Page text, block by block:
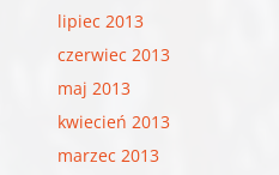
lipiec 2013
czerwiec 2013
maj 2013
kwiecień 2013
marzec 2013